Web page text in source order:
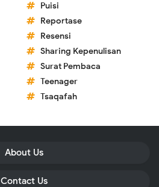
Puisi
Reportase
Resensi
Sharing Kepenulisan
Surat Pembaca
Teenager
Tsaqafah
About Us
Contact Us